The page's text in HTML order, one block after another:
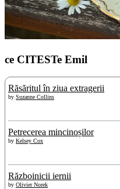
ce CITESTe Emil
Răsăritul în ziua extragerii
by Suzanne Collins
Petrecerea mincinoșilor
by Kelsey Cox
Războinicii iernii
by Olivier Norek